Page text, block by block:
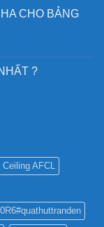
CHO BẢNG
?
AFCL